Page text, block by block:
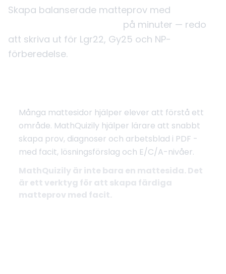
Skapa balanserade matteprov med
på minuter — redo
att skriva ut för Lgr22, Gy25 och NP-
förberedelse.
Många mattesidor hjälper elever att förstå ett
område. MathQuizily hjälper lärare att snabbt
skapa prov, diagnoser och arbetsblad i PDF -
med facit, lösningsförslag och E/C/A-nivåer.
MathQuizily är inte bara en mattesida. Det
är ett verktyg för att skapa färdiga
matteprov med facit.